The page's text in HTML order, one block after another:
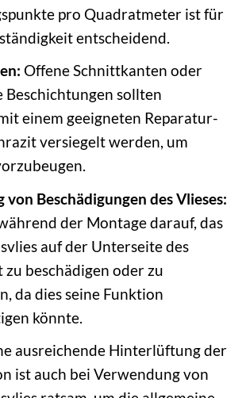
pro Quadratmeter ist für
entscheidend.
Offene Schnittkanten oder
Beschichtungen sollten
einem geeigneten Reparatur-
versiegelt werden, um
von Beschädigungen des Vlieses:
der Montage darauf, das
auf der Unterseite des
zu beschädigen oder zu
da dies seine Funktion
könnte.
ausreichende Hinterlüftung der
ist auch bei Verwendung von